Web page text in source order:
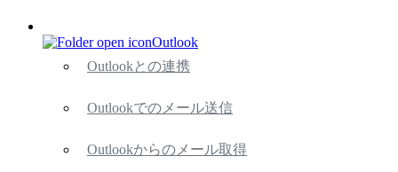
Outlook
Outlookとの連携
Outlookでのメール送信
Outlookからのメール取得